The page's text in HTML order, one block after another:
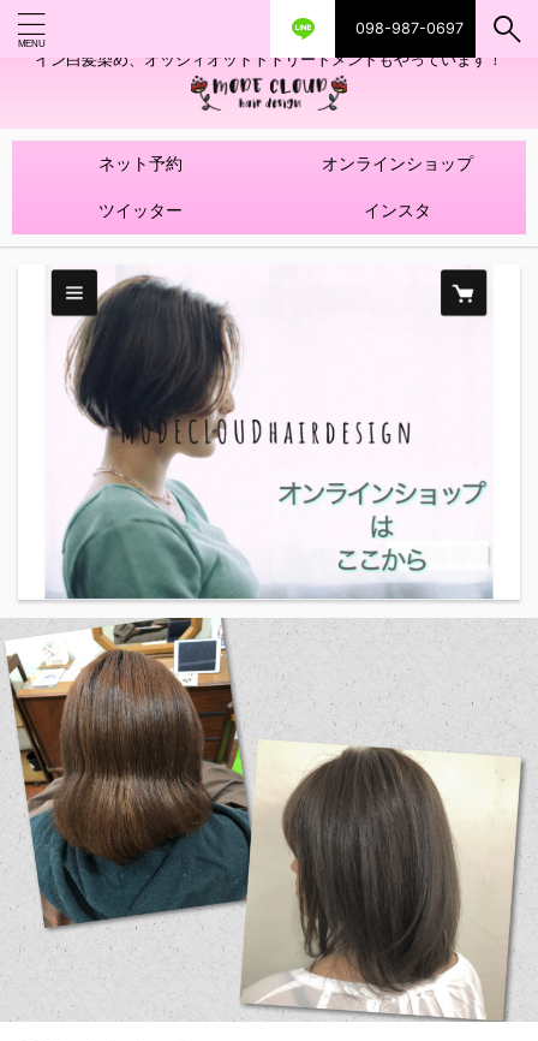
098-987-0697
艶ツヤヘアカラー！髪質改善トリートメントやハイライトを使ったデザ
イン白髪染め、オッジィオットトトリートメントもやっています！
ネット予約 オンラインショップ
ツイッター インスタ